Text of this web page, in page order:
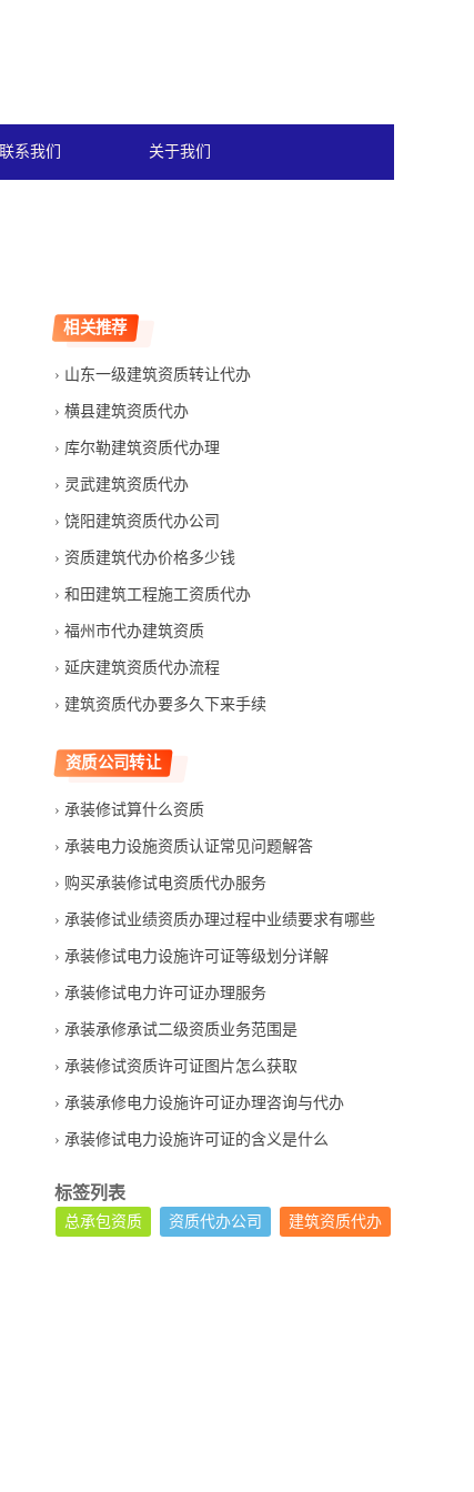
联系我们 关于我们
相关推荐
山东一级建筑资质转让代办
横县建筑资质代办
库尔勒建筑资质代办理
灵武建筑资质代办
饶阳建筑资质代办公司
资质建筑代办价格多少钱
和田建筑工程施工资质代办
福州市代办建筑资质
延庆建筑资质代办流程
建筑资质代办要多久下来手续
资质公司转让
承装修试算什么资质
承装电力设施资质认证常见问题解答
购买承装修试电资质代办服务
承装修试业绩资质办理过程中业绩要求有哪些
承装修试电力设施许可证等级划分详解
承装修试电力许可证办理服务
承装承修承试二级资质业务范围是
承装修试资质许可证图片怎么获取
承装承修电力设施许可证办理咨询与代办
承装修试电力设施许可证的含义是什么
标签列表
总承包资质 资质代办公司 建筑资质代办